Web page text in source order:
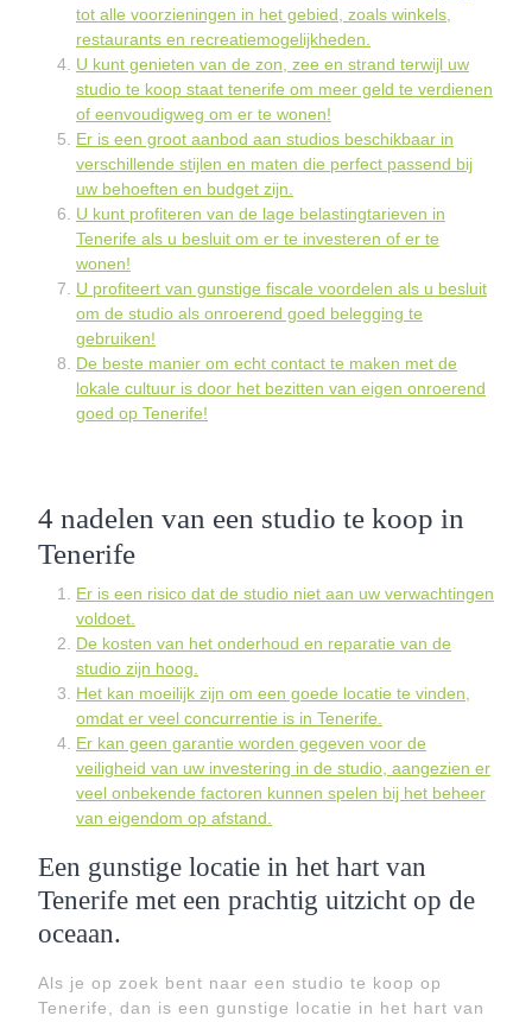
tot alle voorzieningen in het gebied, zoals winkels,
restaurants en recreatiemogelijkheden.
U kunt genieten van de zon, zee en strand terwijl uw
studio te koop staat tenerife om meer geld te verdienen
of eenvoudigweg om er te wonen!
Er is een groot aanbod aan studios beschikbaar in
verschillende stijlen en maten die perfect passend bij
uw behoeften en budget zijn.
U kunt profiteren van de lage belastingtarieven in
Tenerife als u besluit om er te investeren of er te
wonen!
U profiteert van gunstige fiscale voordelen als u besluit
om de studio als onroerend goed belegging te
gebruiken!
De beste manier om echt contact te maken met de
lokale cultuur is door het bezitten van eigen onroerend
goed op Tenerife!
4 nadelen van een studio te koop in
Tenerife
Er is een risico dat de studio niet aan uw verwachtingen
voldoet.
De kosten van het onderhoud en reparatie van de
studio zijn hoog.
Het kan moeilijk zijn om een goede locatie te vinden,
omdat er veel concurrentie is in Tenerife.
Er kan geen garantie worden gegeven voor de
veiligheid van uw investering in de studio, aangezien er
veel onbekende factoren kunnen spelen bij het beheer
van eigendom op afstand.
Een gunstige locatie in het hart van
Tenerife met een prachtig uitzicht op de
oceaan.
Als je op zoek bent naar een studio te koop op
Tenerife, dan is een gunstige locatie in het hart van